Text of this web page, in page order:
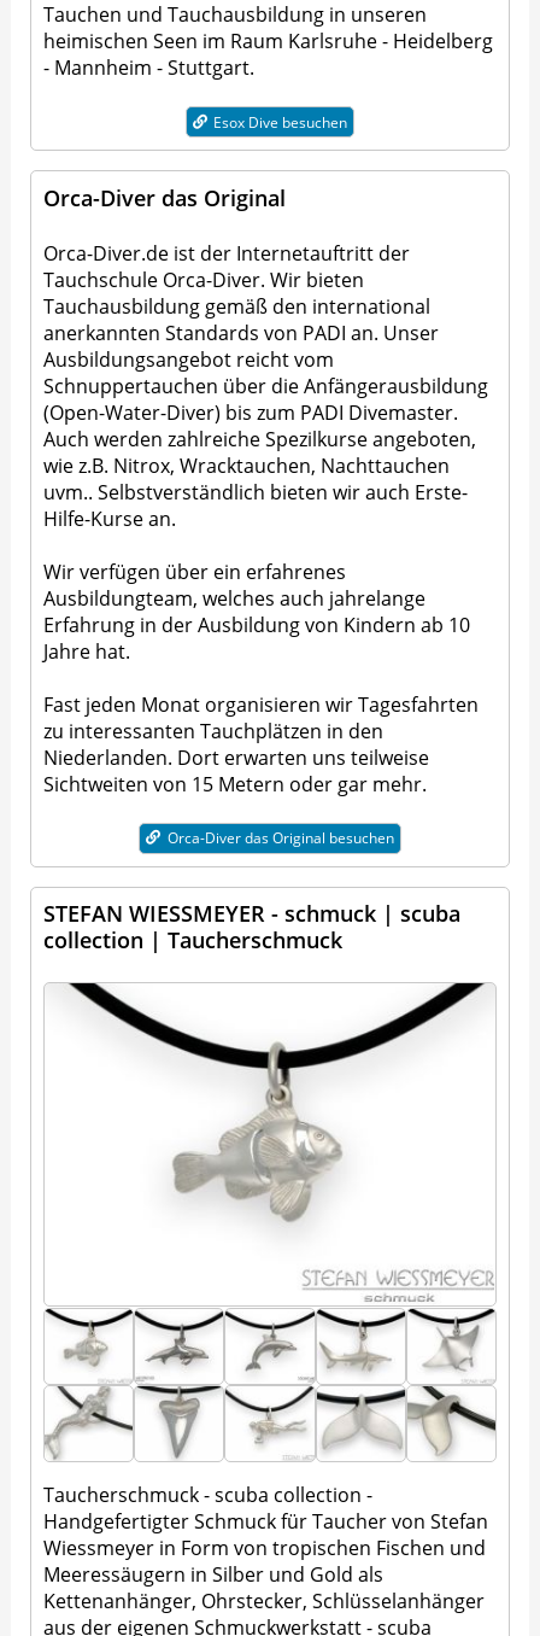
Tauchen und Tauchausbildung in unseren
heimischen Seen im Raum Karlsruhe - Heidelberg
- Mannheim - Stuttgart.
Esox Dive besuchen
Orca-Diver das Original
Orca-Diver.de ist der Internetauftritt der
Tauchschule Orca-Diver. Wir bieten
Tauchausbildung gemäß den international
anerkannten Standards von PADI an. Unser
Ausbildungsangebot reicht vom
Schnuppertauchen über die Anfängerausbildung
(Open-Water-Diver) bis zum PADI Divemaster.
Auch werden zahlreiche Spezilkurse angeboten,
wie z.B. Nitrox, Wracktauchen, Nachttauchen
uvm.. Selbstverständlich bieten wir auch Erste-
Hilfe-Kurse an.
Wir verfügen über ein erfahrenes
Ausbildungteam, welches auch jahrelange
Erfahrung in der Ausbildung von Kindern ab 10
Jahre hat.
Fast jeden Monat organisieren wir Tagesfahrten
zu interessanten Tauchplätzen in den
Niederlanden. Dort erwarten uns teilweise
Sichtweiten von 15 Metern oder gar mehr.
Orca-Diver das Original besuchen
STEFAN WIESSMEYER - schmuck | scuba
collection | Taucherschmuck
Taucherschmuck - scuba collection -
Handgefertigter Schmuck für Taucher von Stefan
Wiessmeyer in Form von tropischen Fischen und
Meeressäugern in Silber und Gold als
Kettenanhänger, Ohrstecker, Schlüsselanhänger
aus der eigenen Schmuckwerkstatt - scuba